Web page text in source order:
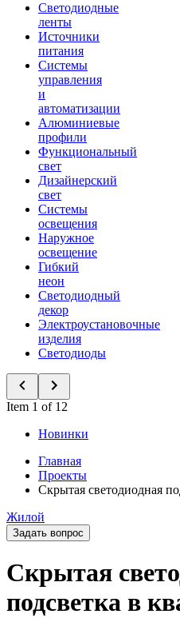
Светодиодные
ленты
Источники
питания
Системы
управления
и
автоматизации
Алюминиевые
профили
Функциональный
свет
Дизайнерский
свет
Системы
освещения
Наружное
освещение
Гибкий
неон
Светодиодный
декор
Электроустановочные
изделия
Светодиоды
Item 1 of 12
Новинки
Главная
Проекты
Скрытая светодиодная
Жилой
Задать вопрос
Скрытая
подсветка в